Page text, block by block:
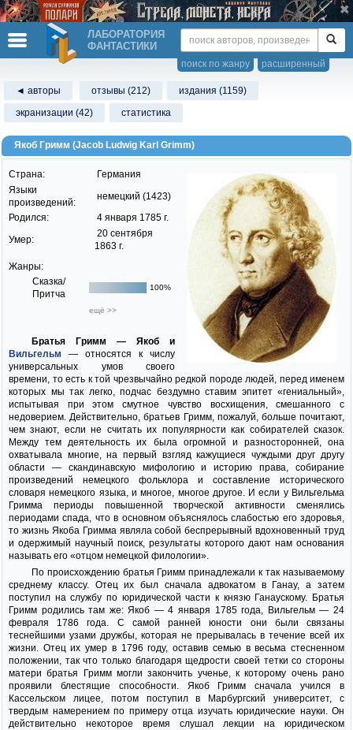
ЛАБОРАТОРИЯ
ФАНТАСТИКИ
расширенный
поиск по жанру
◄ авторы отзывы (212)
издания (1159)
экранизации (42)
статистика
Якоб Гримм (Jacob Ludwig Karl Grimm)
Страна:
Германия
Языки
произведений:
немецкий (1423)
Родился:
4 января 1785 г.
Умер:
20 сентября
1863 г.
Жанры:
Сказка/
Притча
100%
ещё >>
Братья Гримм — Якоб и
Вильгельм — относятся к числу
универсальных умов своего
времени, то есть к той чрезвычайно редкой породе людей, перед именем
которых мы так легко, подчас бездумно ставим эпитет «гениальный»,
испытывая при этом смутное чувство восхищения, смешанного с
недоверием. Действительно, братьев Гримм, пожалуй, больше почитают,
чем знают, если не считать их популярности как собирателей сказок.
Между тем деятельность их была огромной и разносторонней, она
охватывала многие, на первый взгляд кажущиеся чуждыми друг другу
области — скандинавскую мифологию и историю права, собирание
произведений немецкого фольклора и составление исторического
словаря немецкого языка, и многое, многое другое. И если у Вильгельма
Гримма периоды повышенной творческой активности сменялись
периодами спада, что в основном объяснялось слабостью его здоровья,
то жизнь Якоба Гримма являла собой беспрерывный вдохновенный труд
и одержимый научный поиск, результаты которого дают нам основания
называть его «отцом немецкой филологии».
По происхождению братья Гримм принадлежали к так называемому
среднему классу. Отец их был сначала адвокатом в Ганау, а затем
поступил на службу по юридической части к князю Ганаускому. Братья
Гримм родились там же: Якоб — 4 января 1785 года, Вильгельм — 24
февраля 1786 года. С самой ранней юности они были связаны
теснейшими узами дружбы, которая не прерывалась в течение всей их
жизни. Отец их умер в 1796 году, оставив семью в весьма стесненном
положении, так что только благодаря щедрости своей тетки со стороны
матери братья Гримм могли закончить ученье, к которому очень рано
проявили блестящие способности. Якоб Гримм сначала учился в
Кассельском лицее, потом поступил в Марбургский университет, с
твердым намерением по примеру отца изучать юридические науки. Он
действительно некоторое время слушал лекции на юридическом